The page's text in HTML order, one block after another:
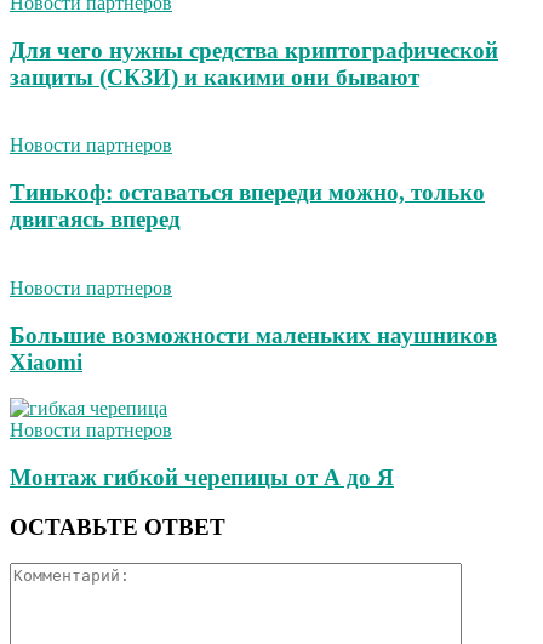
Для чего нужны средства криптографической
защиты (СКЗИ) и какими они бывают
Новости партнеров
Тинькоф: оставаться впереди можно, только
двигаясь вперед
Новости партнеров
Большие возможности маленьких наушников
Xiaomi
Новости партнеров
Монтаж гибкой черепицы от А до Я
ОСТАВЬТЕ ОТВЕТ